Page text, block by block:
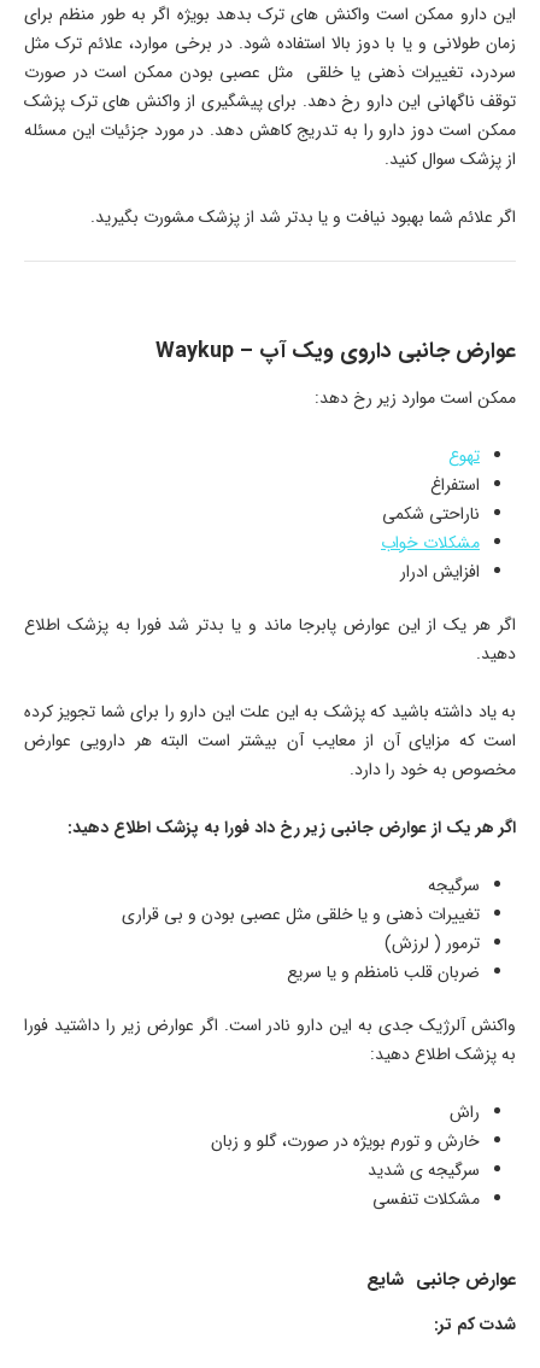
این دارو ممکن است واکنش های ترک بدهد بویژه اگر به طور منظم برای
زمان طولانی و یا با دوز بالا استفاده شود. در برخی موارد، علائم ترک مثل
سردرد، تغییرات ذهنی یا خلقی مثل عصبی بودن ممکن است در صورت
توقف ناگهانی این دارو رخ دهد. برای پیشگیری از واکنش های ترک پزشک
ممکن است دوز دارو را به تدریج کاهش دهد. در مورد جزئیات این مسئله
از پزشک سوال کنید.
اگر علائم شما بهبود نیافت و یا بدتر شد از پزشک مشورت بگیرید.
عوارض جانبی داروی ویک آپ – Waykup
ممکن است موارد زیر رخ دهد:
تهوع
استفراغ
ناراحتی شکمی
مشکلات خواب
افزایش ادرار
اگر هر یک از این عوارض پابرجا ماند و یا بدتر شد فورا به پزشک اطلاع
دهید.
به یاد داشته باشید که پزشک به این علت این دارو را برای شما تجویز کرده
است که مزایای آن از معایب آن بیشتر است البته هر دارویی عوارض
مخصوص به خود را دارد.
اگر هر یک از عوارض جانبی زیر رخ داد فورا به پزشک اطلاع دهید:
سرگیجه
تغییرات ذهنی و یا خلقی مثل عصبی بودن و بی قراری
ترمور ( لرزش)
ضربان قلب نامنظم و یا سریع
واکنش آلرژیک جدی به این دارو نادر است. اگر عوارض زیر را داشتید فورا
به پزشک اطلاع دهید:
راش
خارش و تورم بویژه در صورت، گلو و زبان
سرگیجه ی شدید
مشکلات تنفسی
عوارض جانبی شایع
شدت کم تر: